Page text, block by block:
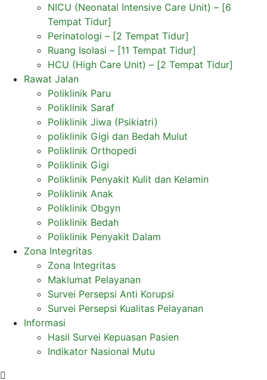
NICU (Neonatal Intensive Care Unit) – [6
Tempat Tidur]
Perinatologi – [2 Tempat Tidur]
Ruang Isolasi – [11 Tempat Tidur]
HCU (High Care Unit) – [2 Tempat Tidur]
Rawat Jalan
Poliklinik Paru
Poliklinik Saraf
Poliklinik Jiwa (Psikiatri)
poliklinik Gigi dan Bedah Mulut
Poliklinik Orthopedi
Poliklinik Gigi
Poliklinik Penyakit Kulit dan Kelamin
Poliklinik Anak
Poliklinik Obgyn
Poliklinik Bedah
Poliklinik Penyakit Dalam
Zona Integritas
Zona Integritas
Maklumat Pelayanan
Survei Persepsi Anti Korupsi
Survei Persepsi Kualitas Pelayanan
Informasi
Hasil Survei Kepuasan Pasien
Indikator Nasional Mutu